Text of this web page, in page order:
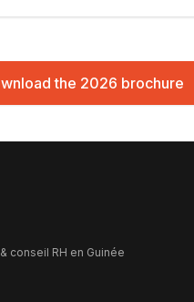
the 2026 brochure
conseil RH en Guinée